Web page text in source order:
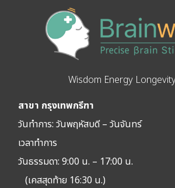
Wisdom Energy
สาขา กรุงเทพกรีฑา
วันทำการ: วันพฤหัสบดี – วันจันทร์
เวลาทำการ
วันธรรมดา: 9:00 น. – 17:00 น.
(เคสสุดท้าย 16:30 น.)